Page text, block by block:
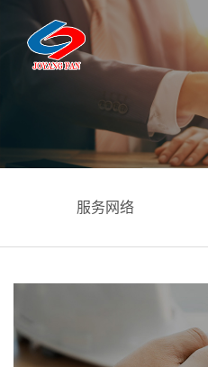
原厂直采